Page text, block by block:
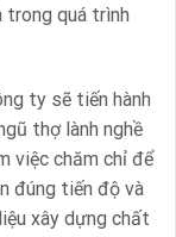
trong quá trình
ty sẽ tiến hành
thợ lành nghề
việc chăm chỉ để
đúng tiến độ và
xây dựng chất